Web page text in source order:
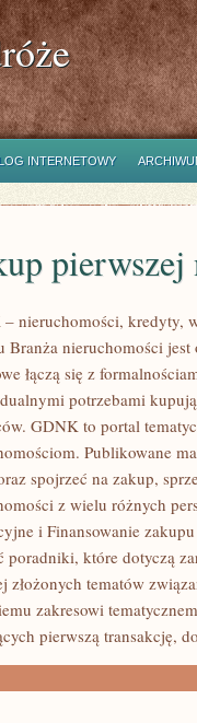
INTERNETOWY
nieruchomości, kredyty,
Branża nieruchomości
łączą się z
potrzebami
GDNK to portal
Publikowane
spojrzeć na zakup,
z wielu różnych
i Finansowanie
poradniki, które dotyczą
złożonych tematów
zakresowi
pierwszą transakcję,